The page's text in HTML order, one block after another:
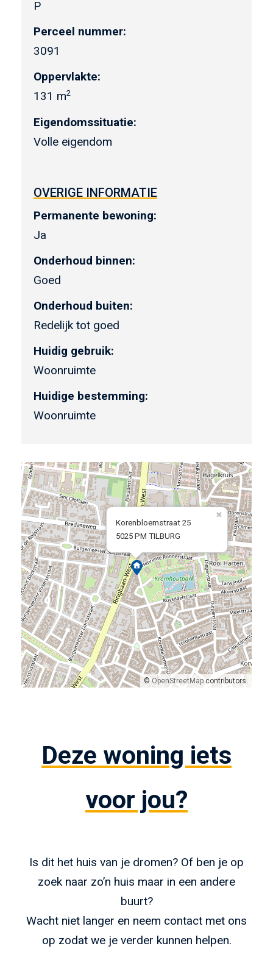
P
Perceel nummer:
3091
Oppervlakte:
131 m2
Eigendomssituatie:
Volle eigendom
OVERIGE INFORMATIE
Permanente bewoning:
Ja
Onderhoud binnen:
Goed
Onderhoud buiten:
Redelijk tot goed
Huidig gebruik:
Woonruimte
Huidige bestemming:
Woonruimte
Korenbloemstraat 25
5025 PM TILBURG
©OpenStreetMap contributors.
Deze woning iets
voor jou?
Is dit het huis van je dromen? Of ben je op
zoek naar zo’n huis maar in een andere
buurt?
Wacht niet langer en neem contact met ons
op zodat we je verder kunnen helpen.